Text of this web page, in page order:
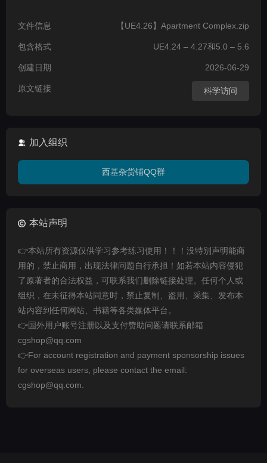
文件信息 【UE4.26】Apartment Complex.zip
包含格式 UE4.24 – 4.27和5.0 – 5.6
创建日期 2026-06-29
原文链接 科学访问
加入组织
西基杂货铺QQ群
本站声明
👉本站所有资源仅供学习参考练习使用！！！没特别声明能商
用的，禁止商用，出现法律问题自行承担！如若本站内容侵犯
了原著者的合法权益，可联系我们删除链接处理。任何个人或
组织，在未征得本站同意时，禁止复制、盗用、采集、发布本
站内容到任何网站、书籍等各类媒体平台。
👉国外用户账号注册以及支付赞助问题请联系邮箱
cgshop@qq.com
👉For account registration and payment sponsorship issues
for overseas users, please contact the email:
cgshop@qq.com.